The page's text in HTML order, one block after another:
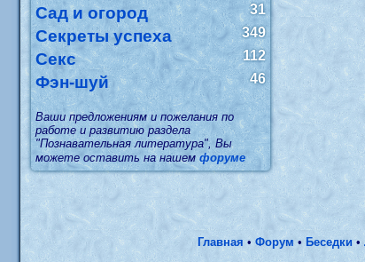
Сад и огород 31
Секреты успеха 349
Секс 112
Фэн-шуй 46
Ваши предложениям и пожелания по
работе и развитию раздела
"Познавательная литература", Вы
можете оставить на нашемфоруме
Главная • Форум • Беседки•